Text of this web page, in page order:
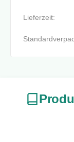
Lieferzeit: